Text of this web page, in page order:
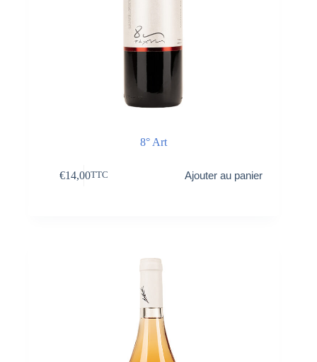
8° Art
€14,00TTC Ajouter au panier